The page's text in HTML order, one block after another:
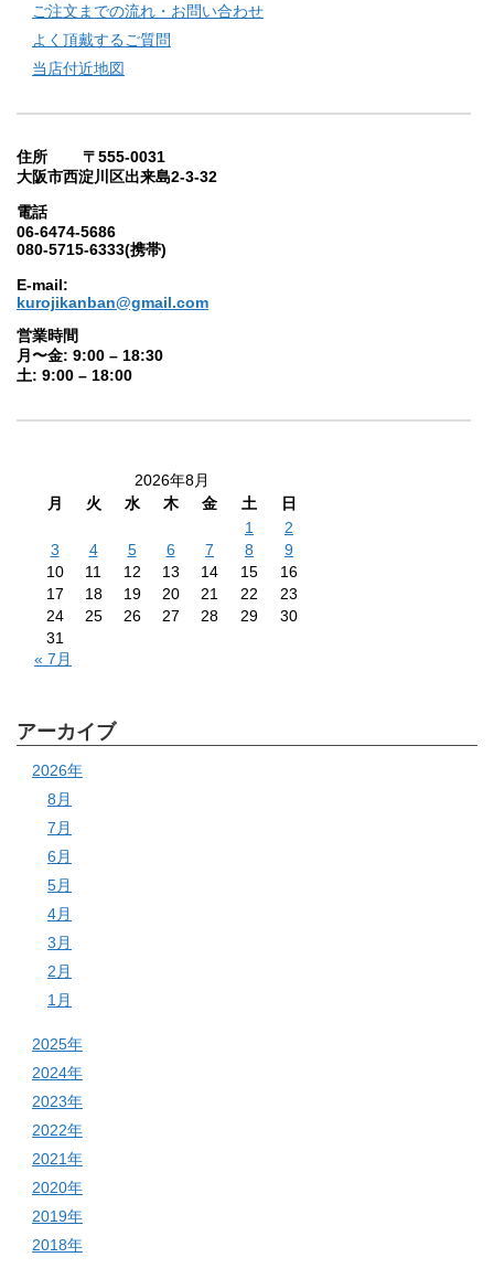
ご注文までの流れ・お問い合わせ
よく頂戴するご質問
当店付近地図
住所 〒555-0031
大阪市西淀川区出来島2-3-32
電話
06-6474-5686
080-5715-6333(携帯)
E-mail:
kurojikanban@gmail.com
営業時間
月〜金: 9:00 – 18:30
土: 9:00 – 18:00
2026年8月
月
火 水 木 金 土
日
1
2
3
4 5 6 7 8
9
10
11 12 13 14 15
16
17
18 19 20 21 22
23
24
25 26 27 28 29
30
31
« 7月
アーカイブ
2026年
8月
7月
6月
5月
4月
3月
2月
1月
2025年
2024年
2023年
2022年
2021年
2020年
2019年
2018年